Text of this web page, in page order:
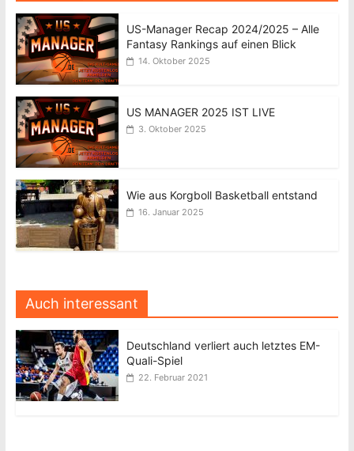
US-Manager Recap 2024/2025 – Alle
Fantasy Rankings auf einen Blick
14. Oktober 2025
US MANAGER 2025 IST LIVE
3. Oktober 2025
Wie aus Korgboll Basketball entstand
16. Januar 2025
Auch interessant
Deutschland verliert auch letztes EM-
Quali-Spiel
22. Februar 2021